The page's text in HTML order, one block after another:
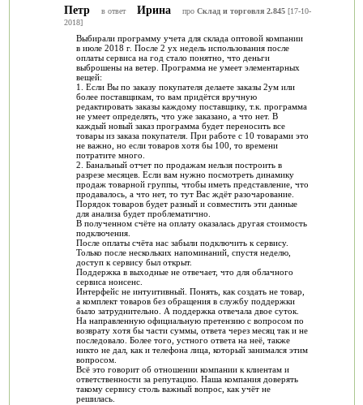
Петр в ответ Ирина про Склад и торговля 2.845[17-10-
2018]
Выбирали программу учета для склада оптовой компании
в июле 2018 г. После 2 ух недель использования после
оплаты сервиса на год стало понятно, что деньги
выброшены на ветер. Программа не умеет элементарных
вещей:
1. Если Вы по заказу покупателя делаете заказы 2ум или
более поставщикам, то вам придётся вручную
редактировать заказы каждому поставщику, т.к. программа
не умеет определять, что уже заказано, а что нет. В
каждый новый заказ программа будет переносить все
товары из заказа покупателя. При работе с 10 товарами это
не важно, но если товаров хотя бы 100, то времени
потратите много.
2. Банальный отчет по продажам нельзя построить в
разрезе месяцев. Если вам нужно посмотреть динамику
продаж товарной группы, чтобы иметь представление, что
продавалось, а что нет, то тут Вас ждёт разочарование.
Порядок товаров будет разный и совместить эти данные
для анализа будет проблематично.
В полученном счёте на оплату оказалась другая стоимость
подключения.
После оплаты счёта нас забыли подключить к сервису.
Только после нескольких напоминаний, спустя неделю,
доступ к сервису был открыт.
Поддержка в выходные не отвечает, что для облачного
сервиса нонсенс.
Интерфейс не интуитивный. Понять, как создать не товар,
а комплект товаров без обращения в службу поддержки
было затруднительно. А поддержка отвечала двое суток.
На направленную официальную претензию с вопросом по
возврату хотя бы части суммы, ответа через месяц так и не
последовало. Более того, устного ответа на неё, также
никто не дал, как и телефона лица, который занимался этим
вопросом.
Всё это говорит об отношении компании к клиентам и
ответственности за репутацию. Наша компания доверять
такому сервису столь важный вопрос, как учёт не
решилась.